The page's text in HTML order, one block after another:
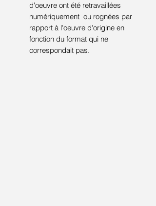
d'oeuvre ont été retravaillées
numériquement ou rognées par
rapport à l'oeuvre d'origine en
fonction du format qui ne
correspondait pas.